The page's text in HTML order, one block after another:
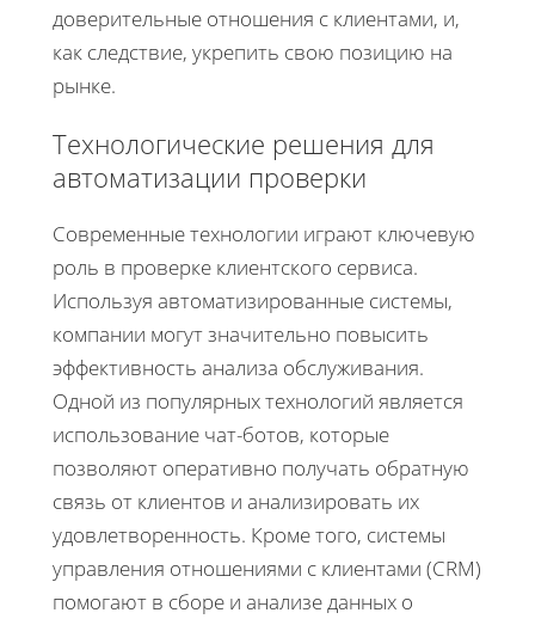
доверительные отношения с клиентами, и,
как следствие, укрепить свою позицию на
рынке.
Технологические решения для
автоматизации проверки
Современные технологии играют ключевую
роль в проверке клиентского сервиса.
Используя автоматизированные системы,
компании могут значительно повысить
эффективность анализа обслуживания.
Одной из популярных технологий является
использование чат-ботов, которые
позволяют оперативно получать обратную
связь от клиентов и анализировать их
удовлетворенность. Кроме того, системы
управления отношениями с клиентами (CRM)
помогают в сборе и анализе данных о